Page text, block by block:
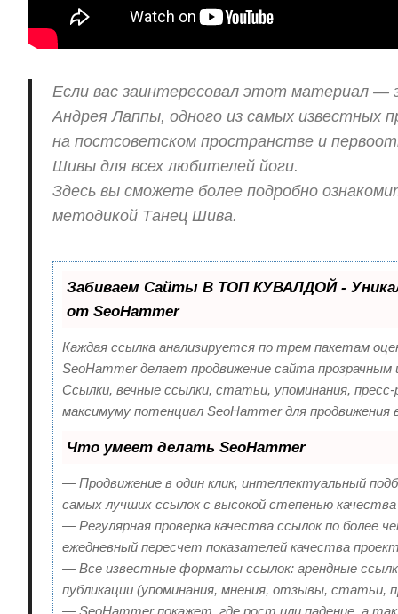
Если вас заинтересовал этот материал —
Андрея Лаппы, одного из самых известных
на постсоветском пространстве и
Шивы для всех любителей йоги.
Здесь вы сможете более подробно
методикой Танец Шива.
Забиваем Сайты В ТОП КУВАЛДОЙ -
от SeoHammer
Каждая ссылка анализируется по трем пакетам
SeoHammer делает продвижение сайта
Ссылки, вечные ссылки, статьи, упоминания,
максимуму потенциал SeoHammer для продвижения
Что умеет делать SeoHammer
— Продвижение в один клик, интеллектуальный
самых лучших ссылок с высокой степенью
— Регулярная проверка качества ссылок по более
ежедневный пересчет показателей качества
— Все известные форматы ссылок: арендные
публикации (упоминания, мнения, отзывы, статьи,
— SeoHammer покажет, где рост или падение, а